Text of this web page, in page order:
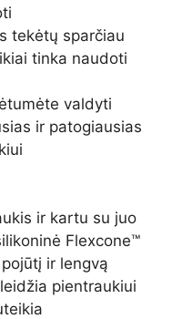
tekėtų sparčiau
tinka naudoti
valdyti
ir patogiausias
ir kartu su juo
Flexcone™
ir lengvą
pientraukiui